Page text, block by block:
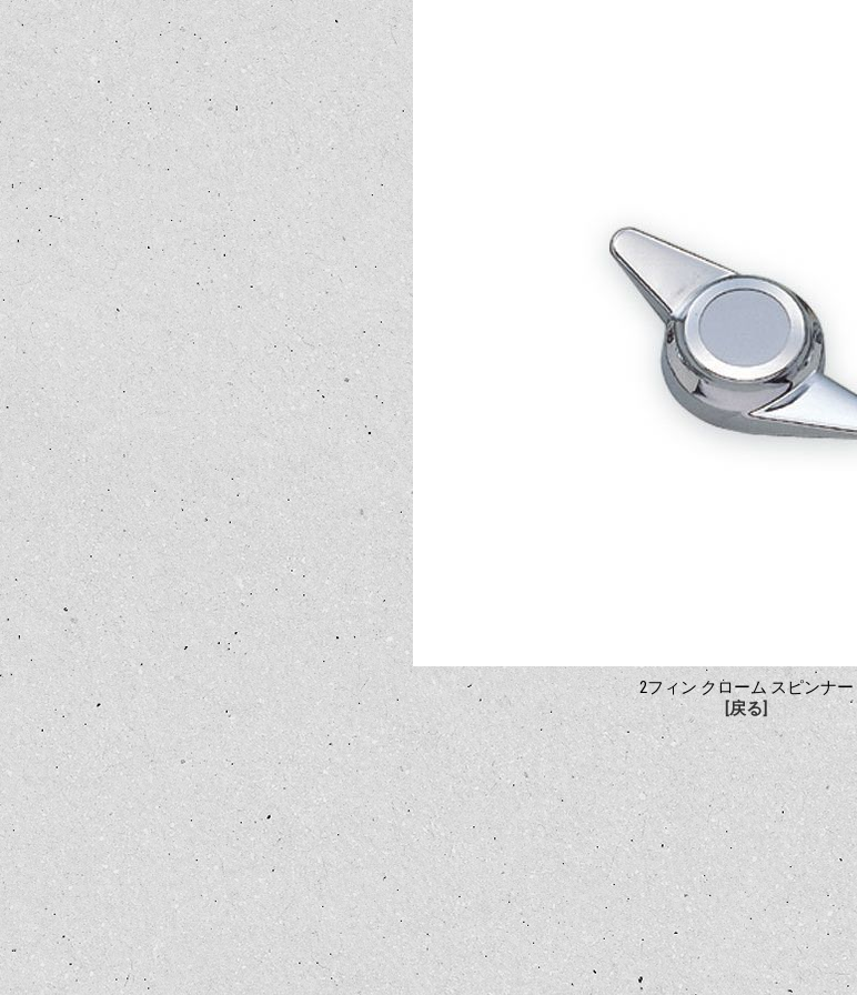
2フィン クローム スピンナー
[戻る]